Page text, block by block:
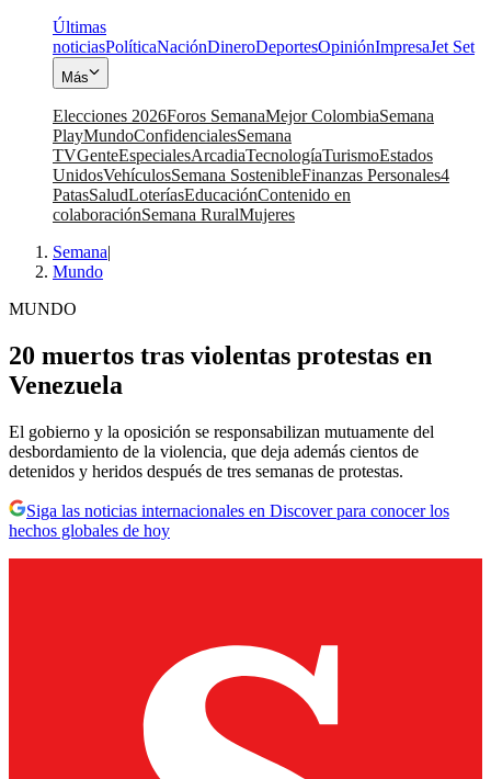
Últimas
noticiasPolíticaNaciónDineroDeportesOpiniónImpresaJet Set
Más
Elecciones 2026Foros SemanaMejor ColombiaSemana
PlayMundoConfidencialesSemana
TVGenteEspecialesArcadiaTecnologíaTurismoEstados
UnidosVehículosSemana SostenibleFinanzas Personales4
PatasSaludLoteríasEducaciónContenido en
colaboraciónSemana RuralMujeres
Semana|
Mundo
MUNDO
20 muertos tras violentas protestas en
Venezuela
El gobierno y la oposición se responsabilizan mutuamente del
desbordamiento de la violencia, que deja además cientos de
detenidos y heridos después de tres semanas de protestas.
Siga las noticias internacionales en Discover para conocer los
hechos globales de hoy